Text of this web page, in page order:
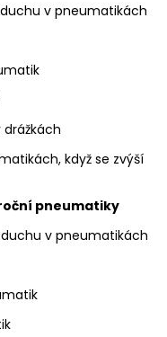
v pneumatikách
když se zvýší
pneumatiky
v pneumatikách